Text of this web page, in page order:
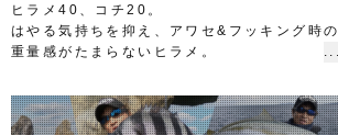
ハリ：
速手チヌ
2号
タックル②
竿：チヌ竿 0.6号 5.3m
キ）
道糸：ナイロン 1.7号
ヒラメ40、コチ20。
はやる気持ちを抑え、アワセ&フッキング時の
重量感がたまらないヒラメ。
味。
そんな寒ビラメを狙うため、釣女・白井亜美